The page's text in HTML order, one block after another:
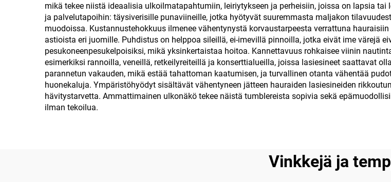
mikä tekee niistä ideaalisia ulkoilmatapahtumiin, leiriytykseen ja perheisiin, joissa on lapsia
ja palvelutapoihin: täysiverisille punaviineille, jotka hyötyvät suuremmasta maljakon
muodoissa. Kustannustehokkuus ilmenee vähentynystä korvaustarpeesta verrattuna
astioista eri juomille. Puhdistus on helppoa sileillä, ei-imevillä pinnoilla, jotka eivät ime värejä
pesukoneenpesukelpoisiksi, mikä yksinkertaistaa hoitoa. Kannettavuus rohkaisee viinin
esimerkiksi rannoilla, veneillä, retkeilyreiteillä ja konserttialueilla, joissa lasiesineet saattavat
parannetun vakauden, mikä estää tahattoman kaatumisen, ja turvallinen otanta vähentää
huonekaluja. Ympäristöhyödyt sisältävät vähentyneen jätteen hauraiden lasiesineiden
hävitystarvetta. Ammattimainen ulkonäkö tekee näistä tumblereista sopivia sekä
ilman tekoilua.
Vinkkejä ja